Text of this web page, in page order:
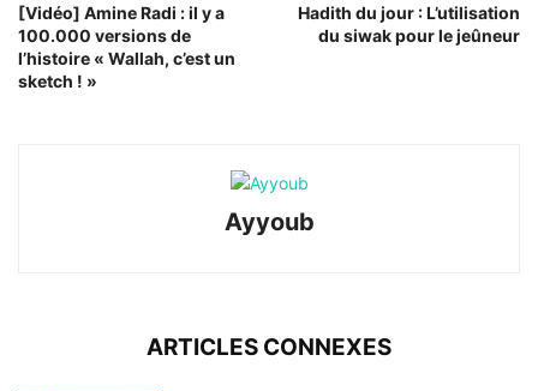
[Vidéo] Amine Radi : il y a
100.000 versions de
l’histoire « Wallah, c’est un
sketch ! »
Hadith du jour : L’utilisation
du siwak pour le jeûneur
Ayyoub
ARTICLES CONNEXES